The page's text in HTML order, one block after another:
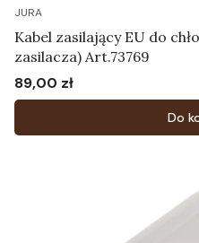
JURA
Kabel zasilający EU do
zasilacza) Art.73769
Cena
89,00 zł
Do